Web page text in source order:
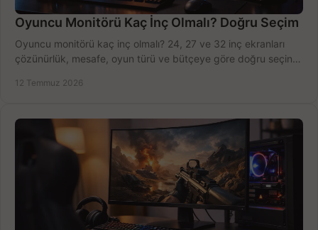
Oyuncu Monitörü Kaç İnç Olmalı? Doğru Seçim
Oyuncu monitörü kaç inç olmalı? 24, 27 ve 32 inç ekranları
çözünürlük, mesafe, oyun türü ve bütçeye göre doğru seçin,
12 Temmuz 2026